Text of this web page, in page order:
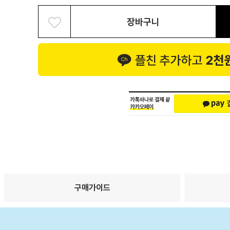
장바구니
구매가이드